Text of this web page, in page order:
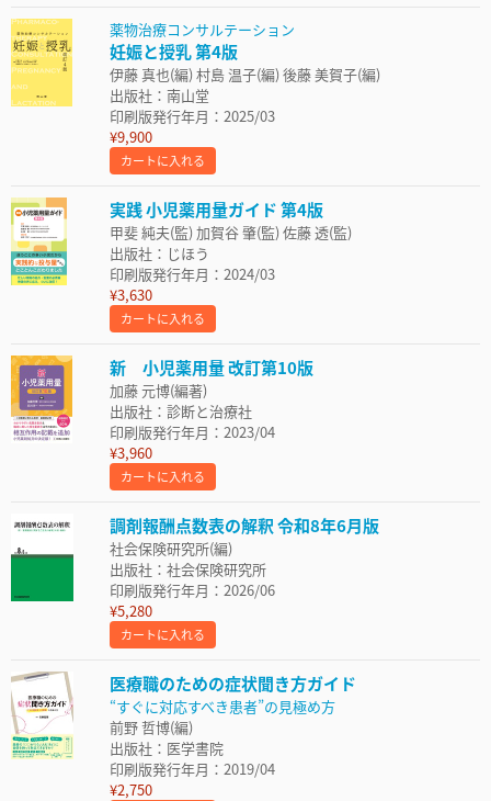
薬物治療コンサルテーション
妊娠と授乳 第4版
伊藤 真也(編) 村島 温子(編) 後藤 美賀子(編)
出版社：南山堂
印刷版発行年月：2025/03
¥9,900
カートに入れる
実践 小児薬用量ガイド 第4版
甲斐 純夫(監) 加賀谷 肇(監) 佐藤 透(監)
出版社：じほう
印刷版発行年月：2024/03
¥3,630
カートに入れる
新 小児薬用量 改訂第10版
加藤 元博(編著)
出版社：診断と治療社
印刷版発行年月：2023/04
¥3,960
カートに入れる
調剤報酬点数表の解釈 令和8年6月版
社会保険研究所(編)
出版社：社会保険研究所
印刷版発行年月：2026/06
¥5,280
カートに入れる
医療職のための症状聞き方ガイド
“すぐに対応すべき患者”の見極め方
前野 哲博(編)
出版社：医学書院
印刷版発行年月：2019/04
¥2,750